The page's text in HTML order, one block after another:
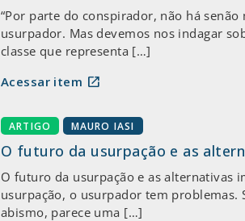
“Por parte do conspirador, não há senão
usurpador. Mas devemos nos indagar
classe que representa […]
Acessar item open_in_new
ARTIGO MAURO IASI
O futuro da usurpação e as
O futuro da usurpação e as alternativas
usurpação, o usurpador tem
abismo, parece uma […]